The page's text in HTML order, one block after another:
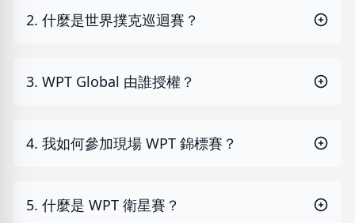
2. 什麼是世界撲克巡迴賽？
3. WPT Global 由誰授權？
4. 我如何參加現場 WPT 錦標賽？
5. 什麼是 WPT 衛星賽？